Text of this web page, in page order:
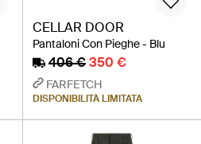
CELLAR DOOR
Pantaloni Con Pieghe - Blu
406 €350 €
FARFETCH
DISPONIBILITÀ LIMITATA